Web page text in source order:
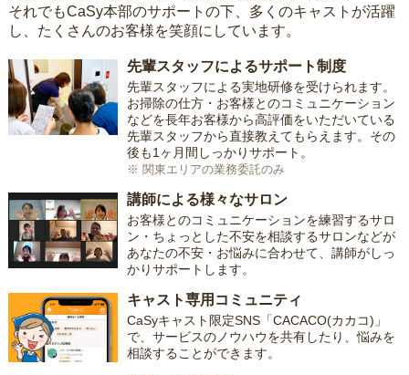
それでもCaSy本部のサポートの下、多くのキャストが活躍
し、たくさんのお客様を笑顔にしています。
先輩スタッフによるサポート制度
先輩スタッフによる実地研修を受けられます。
お掃除の仕方・お客様とのコミュニケーション
などを長年お客様から高評価をいただいている
先輩スタッフから直接教えてもらえます。その
後も1ヶ月間しっかりサポート。
※ 関東エリアの業務委託のみ
講師による様々なサロン
お客様とのコミュニケーションを練習するサロ
ン・ちょっとした不安を相談するサロンなどが
あなたの不安・お悩みに合わせて、講師がしっ
かりサポートします。
キャスト専用コミュニティ
CaSyキャスト限定SNS「CACACO(カカコ)」
で、サービスのノウハウを共有したり、悩みを
相談することができます。